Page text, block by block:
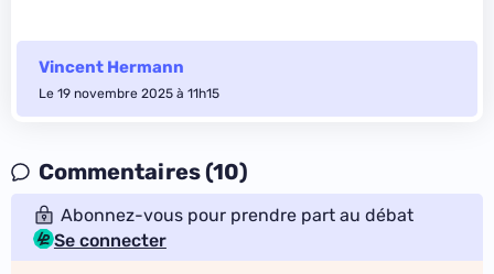
Vincent Hermann
Le 19 novembre 2025 à 11h15
Commentaires (10)
Abonnez-vous pour prendre part au débat
Se connecter